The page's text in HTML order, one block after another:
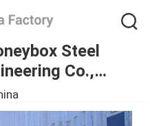
Steel
Co.,